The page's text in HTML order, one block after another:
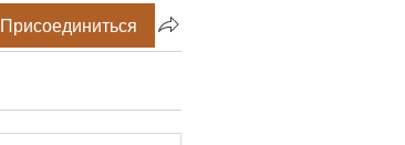
Присоединиться